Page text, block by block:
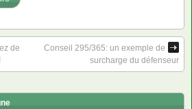
de
Conseil 295/365: un exemple de
surcharge du défenseur